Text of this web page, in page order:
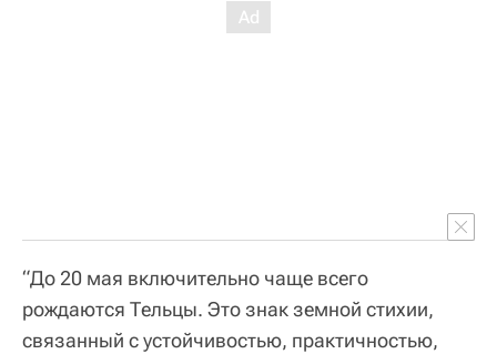
“До 20 мая включительно чаще всего
рождаются Тельцы. Это знак земной стихии,
связанный с устойчивостью, практичностью,